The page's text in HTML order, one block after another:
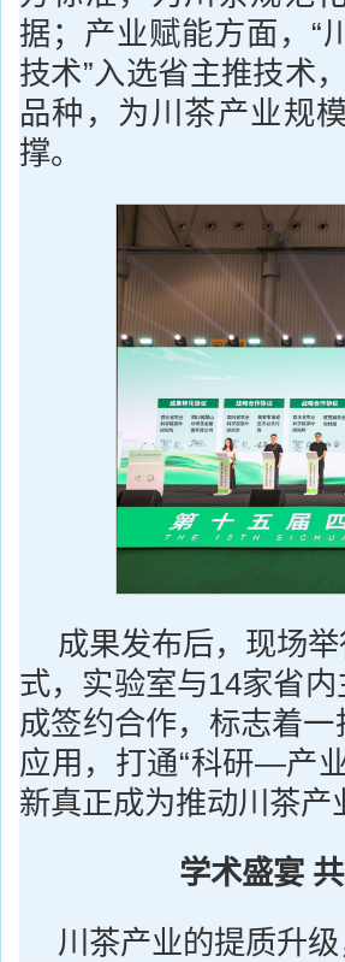
据；产业赋能方面，“
技术”入选省主推技术
品种，为川茶产业规
撑。
成果发布后，现场
式，实验室与14家省
成签约合作，标志着
应用，打通“科研—产
新真正成为推动川茶
学术盛宴
川茶产业的提质升